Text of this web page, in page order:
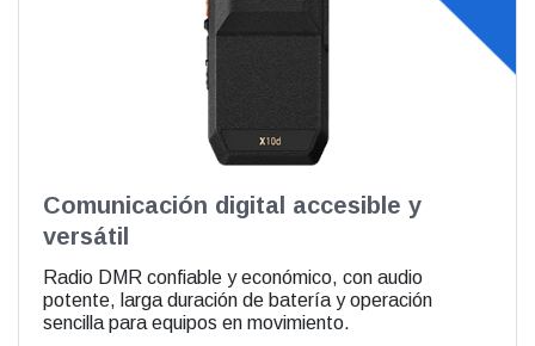
Comunicación digital accesible y
versátil
Radio DMR confiable y económico, con audio
potente, larga duración de batería y operación
sencilla para equipos en movimiento.